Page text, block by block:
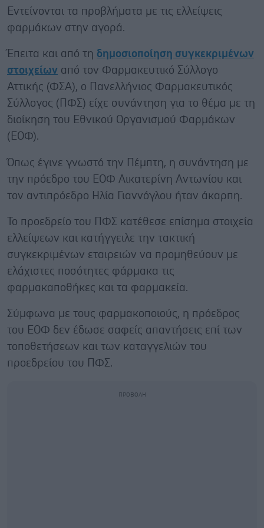
Εντείνονται τα προβλήματα με τις ελλείψεις
φαρμάκων στην αγορά.
Έπειτα και από τη δημοσιοποίηση συγκεκριμένων
στοιχείων από τον Φαρμακευτικό Σύλλογο
Αττικής (ΦΣΑ), ο Πανελλήνιος Φαρμακευτικός
Σύλλογος (ΠΦΣ) είχε συνάντηση για το θέμα με τη
διοίκηση του Εθνικού Οργανισμού Φαρμάκων
(ΕΟΦ).
Όπως έγινε γνωστό την Πέμπτη, η συνάντηση με
την πρόεδρο του ΕΟΦ Αικατερίνη Αντωνίου και
τον αντιπρόεδρο Ηλία Γιαννόγλου ήταν άκαρπη.
Το προεδρείο του ΠΦΣ κατέθεσε επίσημα στοιχεία
ελλείψεων και κατήγγειλε την τακτική
συγκεκριμένων εταιρειών να προμηθεύουν με
ελάχιστες ποσότητες φάρμακα τις
φαρμακαποθήκες και τα φαρμακεία.
Σύμφωνα με τους φαρμακοποιούς, η πρόεδρος
του ΕΟΦ δεν έδωσε σαφείς απαντήσεις επί των
τοποθετήσεων και των καταγγελιών του
προεδρείου του ΠΦΣ.